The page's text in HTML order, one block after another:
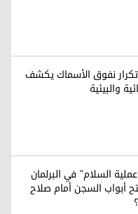
تكرار نفوق الأسماك يكشف
والبيئية
السلام" في البرلمان
أبواب السجن أمام صلاح